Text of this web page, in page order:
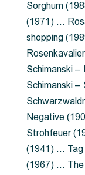
Sorghum
(1971) …
shopping
Schimanski –
Schimanski
Negative
Strohfeuer
(1941) … Tag
(1967) … The